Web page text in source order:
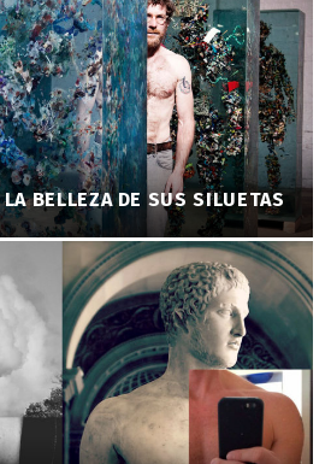
BELLEZA DE SUS SILUETAS